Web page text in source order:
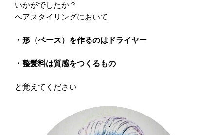
いかがでしたか？
ヘアスタイリングにおいて
・形（ベース）を作るのはドライヤー
・整髪料は質感をつくるもの
と覚えてください